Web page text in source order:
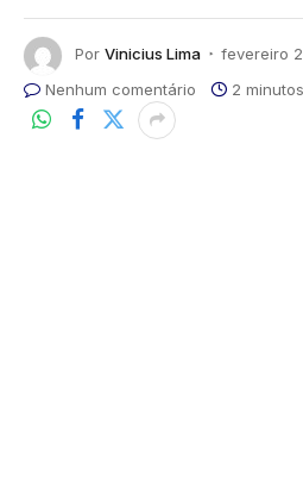
Por Vinicius Lima
fevereiro
Nenhum comentário
2